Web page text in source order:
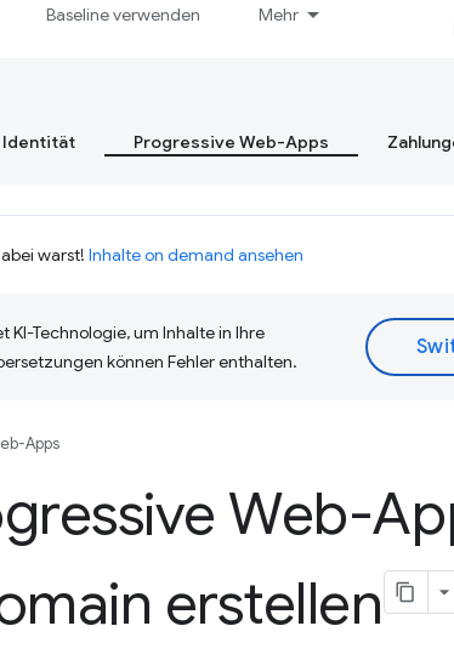
Baseline verwenden Mehr
Identität Progressive Web-Apps
warst! Inhalte on demand ansehen
KI-Technologie, um Inhalte in Ihre
können Fehler enthalten.
Apps
Web-
erstellen